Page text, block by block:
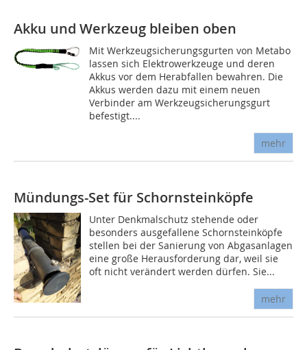
Akku und Werkzeug bleiben oben
Mit Werkzeugsicherungsgurten von Metabo
lassen sich Elektrowerkzeuge und deren
Akkus vor dem Herabfallen bewahren. Die
Akkus werden dazu mit einem neuen
Verbinder am Werkzeugsicherungsgurt
befestigt....
mehr
Mündungs-Set für Schornsteinköpfe
Unter Denkmalschutz stehende oder
besonders ausgefallene Schornsteinköpfe
stellen bei der Sanierung von Abgasanlagen
eine große Herausforderung dar, weil sie
oft nicht verändert werden dürfen. Sie...
mehr